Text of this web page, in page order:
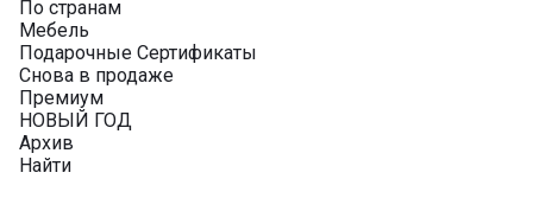
По странам
Мебель
Подарочные Сертификаты
Снова в продаже
Премиум
НОВЫЙ ГОД
Архив
Найти